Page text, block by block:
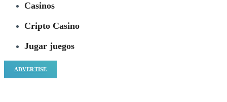
Casinos
Cripto Casino
Jugar juegos
ADVERTISE